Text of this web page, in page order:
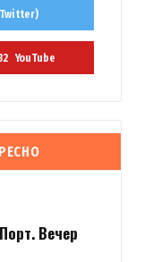
YouTube
Вечер